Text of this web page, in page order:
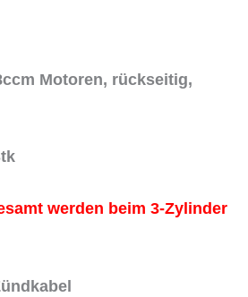
Motoren, rückseitig,
werden beim 3-Zylinder